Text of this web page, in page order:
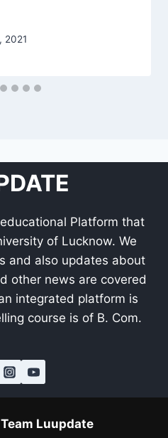
2021
Platform that
of Lucknow. We
and also updates about
other news are covered
integrated platform is
course is of B. Com.
Team Luupdate